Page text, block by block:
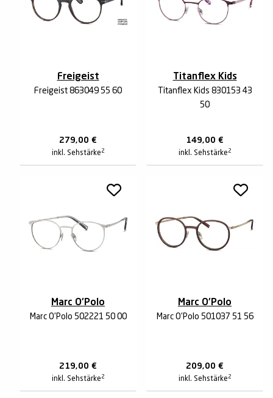
Freigeist
Freigeist 863049 55 60
279,00 €
inkl. Sehstärke 2
Titanflex Kids
Titanflex Kids 830153 43
50
149,00 €
inkl. Sehstärke 2
Marc O'Polo
Marc O'Polo 502221 50 00
219,00 €
inkl. Sehstärke 2
Marc O'Polo
Marc O'Polo 501037 51 56
209,00 €
inkl. Sehstärke 2